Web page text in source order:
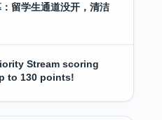
留学生通道没开，清洁
Stream scoring
to 130 points!